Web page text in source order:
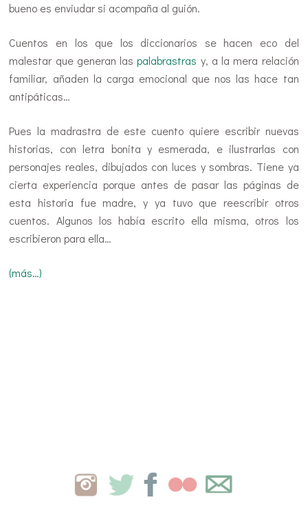
bueno es enviudar si acompaña al guión.
Cuentos en los que los diccionarios se hacen eco del
malestar que generan laspalabrastras y, a la mera relación
familiar, añaden la carga emocional que nos las hace tan
antipáticas…
Pues la madrastra de este cuento quiere escribir nuevas
historias, con letra bonita y esmerada, e ilustrarlas con
personajes reales, dibujados con luces y sombras. Tiene ya
cierta experiencia porque antes de pasar las páginas de
esta historia fue madre, y ya tuvo que reescribir otros
cuentos. Algunos los había escrito ella misma, otros los
escribieron para ella…
(más…)